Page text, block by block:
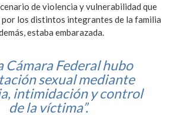
de violencia y vulnerabilidad que
los distintos integrantes de la familia
estaba embarazada.
Cámara Federal hubo
sexual mediante
intimidación y control
de la víctima”.